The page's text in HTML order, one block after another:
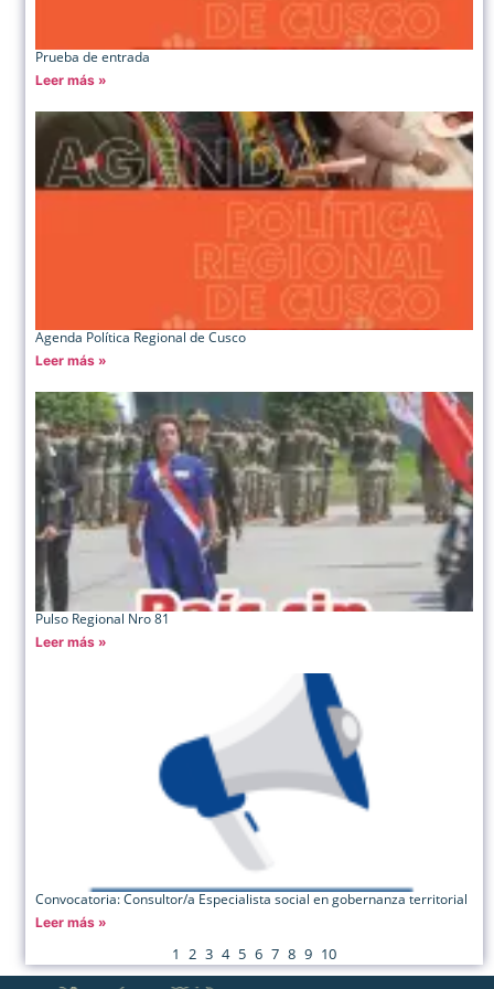
Prueba de entrada
Leer más »
Agenda Política Regional de Cusco
Leer más »
Pulso Regional Nro 81
Leer más »
Convocatoria: Consultor/a Especialista social en gobernanza territorial
Leer más »
1 2 3 4 5 6 7 8 9 10